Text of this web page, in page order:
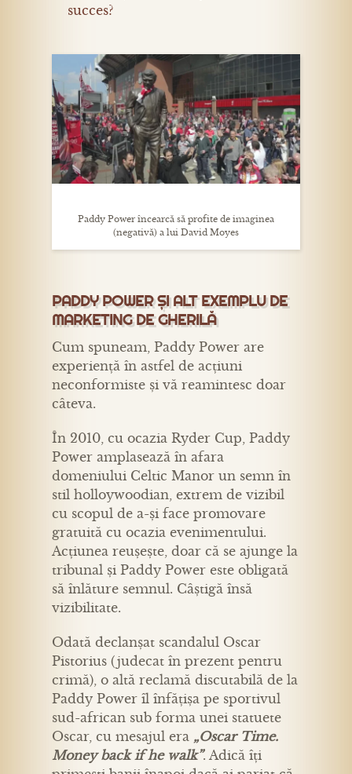
succes?
Paddy Power încearcă să profite de imaginea
(negativă) a lui David Moyes
PADDY POWER ȘI ALT EXEMPLU DE
MARKETING DE GHERILĂ
Cum spuneam, Paddy Power are
experiență în astfel de acțiuni
neconformiste și vă reamintesc doar
câteva.
În 2010, cu ocazia Ryder Cup, Paddy
Power amplasează în afara
domeniului Celtic Manor un semn în
stil holloywoodian, extrem de vizibil
cu scopul de a-și face promovare
gratuită cu ocazia evenimentului.
Acțiunea reușește, doar că se ajunge la
tribunal și Paddy Power este obligată
să înlăture semnul. Câștigă însă
vizibilitate.
Odată declanșat scandalul Oscar
Pistorius (judecat în prezent pentru
crimă), o altă reclamă discutabilă de la
Paddy Power îl înfățișa pe sportivul
sud-african sub forma unei statuete
Oscar, cu mesajul era „Oscar Time.
Money back if he walk”. Adică îți